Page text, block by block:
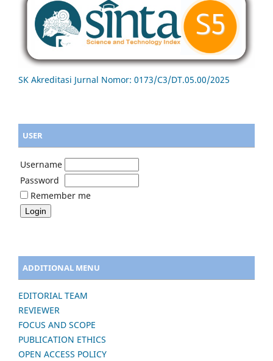
SK Akreditasi Jurnal Nomor: 0173/C3/DT.05.00/2025
USER
Username
Password
Remember me
ADDITIONAL MENU
EDITORIAL TEAM
REVIEWER
FOCUS AND SCOPE
PUBLICATION ETHICS
OPEN ACCESS POLICY